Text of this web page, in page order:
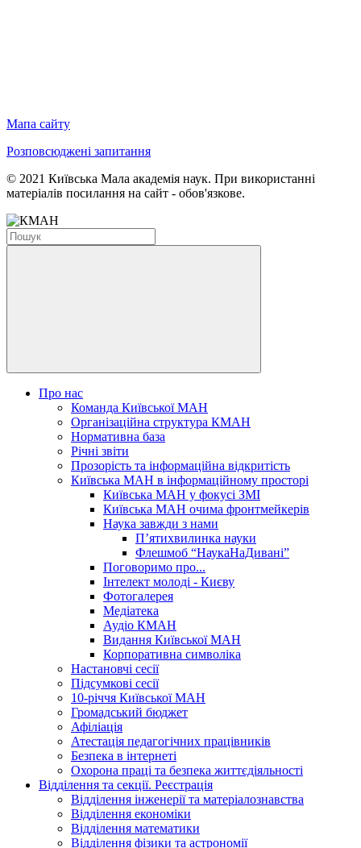
Мапа сайту
Розповсюджені запитання
© 2021 Київська Мала академія наук. При використанні
матеріалів посилання на сайт - обов'язкове.
Про нас
Команда Київської МАН
Організаційна структура КМАН
Нормативна база
Річні звіти
Прозорість та інформаційна відкритість
Київська МАН в інформаційному просторі
Київська МАН у фокусі ЗМІ
Київська МАН очима фронтмейкерів
Наука завжди з нами
П’ятихвилинка науки
Флешмоб “НаукаНаДивані”
Поговоримо про...
Інтелект молоді - Києву
Фотогалерея
Медіатека
Аудіо КМАН
Видання Київської МАН
Корпоративна символіка
Настановчі сесії
Підсумкові сесії
10-річчя Київської МАН
Громадський бюджет
Афіліація
Атестація педагогічних працівників
Безпека в інтернеті
Охорона праці та безпека життєдіяльності
Відділення та секції. Реєстрація
Відділення інженерії та матеріалознавства
Відділення економіки
Відділення математики
Відділення фізики та астрономії